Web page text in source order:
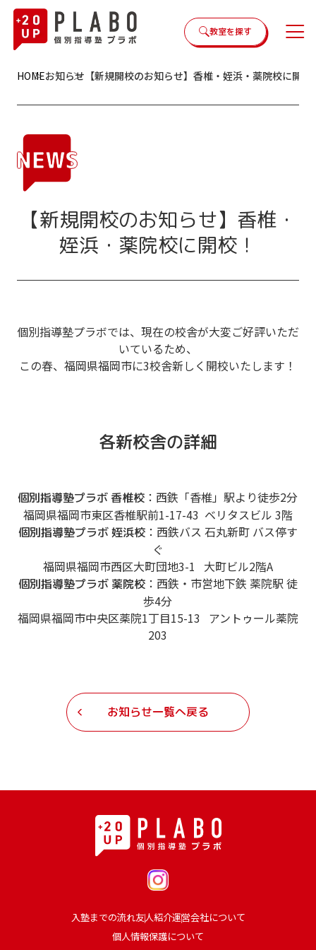
教室を探す
HOMEお知らせ 【新規開校のお知らせ】香椎・姪浜・薬院校に開校
【新規開校のお知らせ】香椎・
姪浜・薬院校に開校！
個別指導塾プラボでは、現在の校舎が大変ご好評いただ
いているため、
この春、福岡県福岡市に3校舎新しく開校いたします！
各新校舎の詳細
個別指導塾プラボ 香椎校 ：西鉄「香椎」駅より徒歩2分
福岡県福岡市東区香椎駅前1-17-43 ベリタスビル 3階
個別指導塾プラボ 姪浜校：西鉄バス 石丸新町 バス停す
ぐ
福岡県福岡市西区大町団地3-1 大町ビル2階A
個別指導塾プラボ 薬院校：西鉄・市営地下鉄 薬院駅 徒
歩4分
福岡県福岡市中央区薬院1丁目15-13 アントゥール薬院
203
お知らせ一覧へ戻る
入塾までの流れ友人紹介運営会社について
個人情報保護について